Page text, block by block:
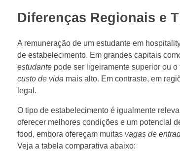
Diferenças Regionais e
A remuneração de um estudante em
de estabelecimento. Em grandes capitais
estudante pode ser ligeiramente superior ou
custo de vida mais alto. Em contraste, em
legal.
O tipo de estabelecimento é igualmente
oferecer melhores condições e um potencial
food, embora ofereçam muitas vagas de
Veja a tabela comparativa abaixo: